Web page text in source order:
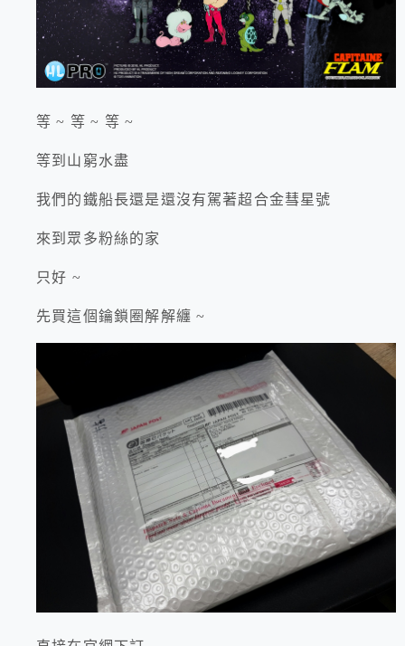
等 ~ 等 ~ 等 ~
等到山窮水盡
我們的鐵船長還是還沒有駕著超合金彗星號
來到眾多粉絲的家
只好 ~
先買這個鑰鎖圈解解纏 ~